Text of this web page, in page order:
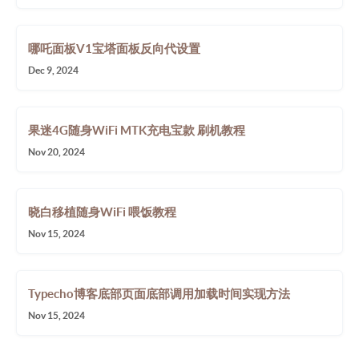
哪吒面板V1宝塔面板反向代设置
Dec 9, 2024
果迷4G随身WiFi MTK充电宝款 刷机教程
Nov 20, 2024
晓白移植随身WiFi 喂饭教程
Nov 15, 2024
Typecho博客底部页面底部调用加载时间实现方法
Nov 15, 2024